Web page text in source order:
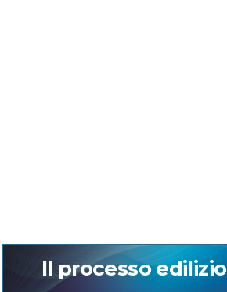
Il processo edilizio